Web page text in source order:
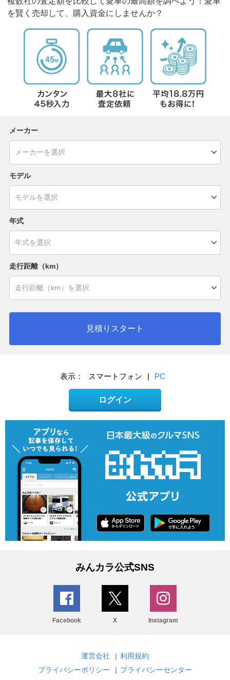
を賢く売却して、購入資金にしませんか？
メーカー
モデル
年式
走行距離（km）
見積りスタート
表示： スマートフォン PC
ログイン
みんカラ公式SNS
Facebook X Instagram
運営会社 | 利用規約
プライバシーポリシー
| プライバシーセンター